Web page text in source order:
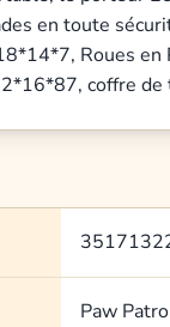
en toute
Roues
coffre
Paw